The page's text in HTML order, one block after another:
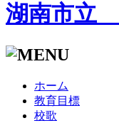
湖南市立
ホーム
教育目標
校歌